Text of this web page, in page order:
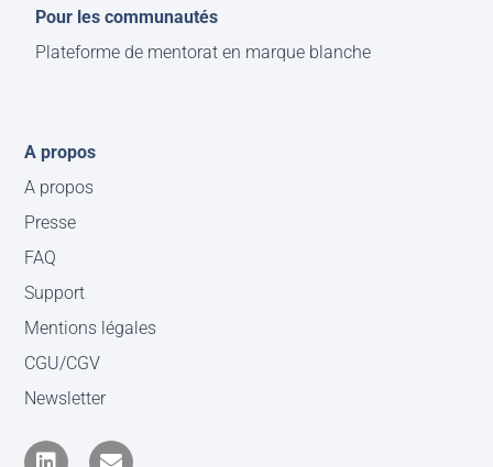
Pour les communautés
Plateforme de mentorat en marque blanche
A propos
A propos
Presse
FAQ
Support
Mentions légales
CGU/CGV
Newsletter